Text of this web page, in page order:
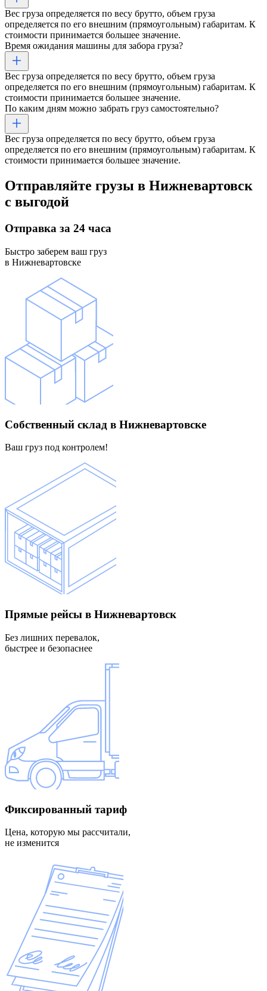
Вес груза определяется по весу брутто, объем груза
определяется по его внешним (прямоугольным) габаритам. К
стоимости принимается большее значение.
Время ожидания машины для забора груза?
Вес груза определяется по весу брутто, объем груза
определяется по его внешним (прямоугольным) габаритам. К
стоимости принимается большее значение.
По каким дням можно забрать груз самостоятельно?
Вес груза определяется по весу брутто, объем груза
определяется по его внешним (прямоугольным) габаритам. К
стоимости принимается большее значение.
Отправляйте грузы в Нижневартовск
с выгодой
Отправка за 24 часа
Быстро заберем ваш груз
в Нижневартовске
Собственный склад в Нижневартовске
Ваш груз под контролем!
Прямые рейсы в Нижневартовск
Без лишних перевалок,
быстрее и безопаснее
Фиксированный тариф
Цена, которую мы рассчитали,
не изменится